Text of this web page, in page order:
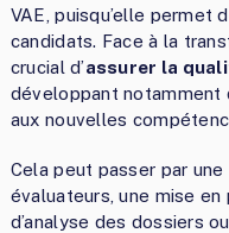
VAE, puisqu’elle permet
candidats. Face à la
crucial d’assurer la
développant
aux nouvelles
Cela peut passer par
évaluateurs, une mise
d’analyse des dossiers